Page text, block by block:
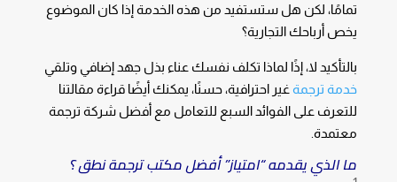
تمامًا، لكن هل ستستفيد من هذه الخدمة إذا كان الموضوع
يخص أرباحك التجارية؟
بالتأكيد لا، إذًا لماذا تكلف نفسك عناء بذل جهد إضافي وتلقي
خدمة ترجمةغير احترافية، حسنًا، يمكنك أيضًا قراءة مقالتنا
للتعرف على الفوائد السبع للتعامل مع أفضل شركة ترجمة
معتمدة.
ما الذي يقدمه “امتياز” أفضل مكتب ترجمة نطق ؟